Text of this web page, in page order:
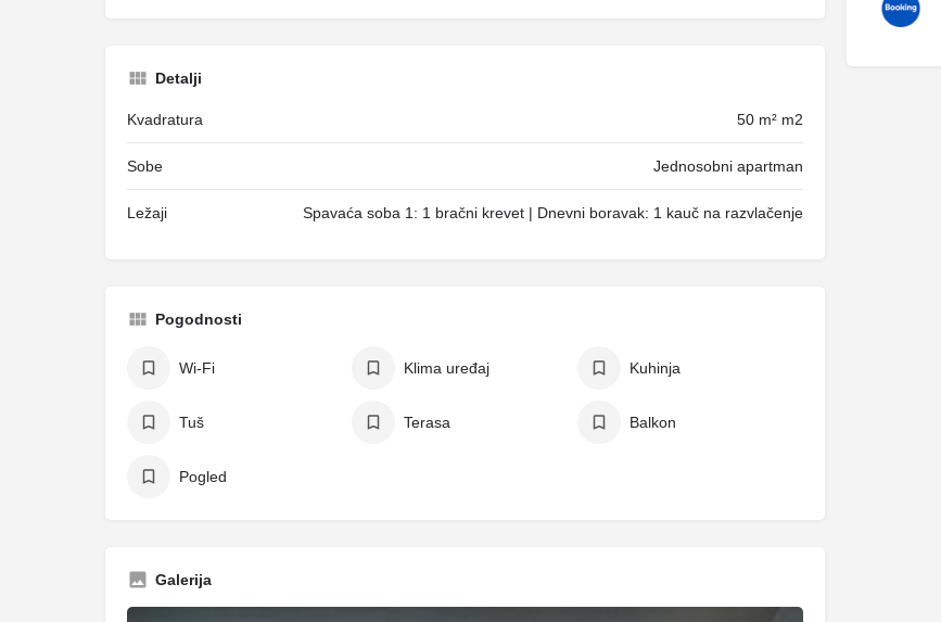
Detalji
Kvadratura 50 m² m2
Sobe Jednosobni apartman
Ležaji Spavaća soba 1: 1 bračni krevet | Dnevni boravak: 1 kauč na razvlačenje
Pogodnosti
Wi-Fi Klima uređaj Kuhinja
Tuš Terasa Balkon
Pogled
Galerija